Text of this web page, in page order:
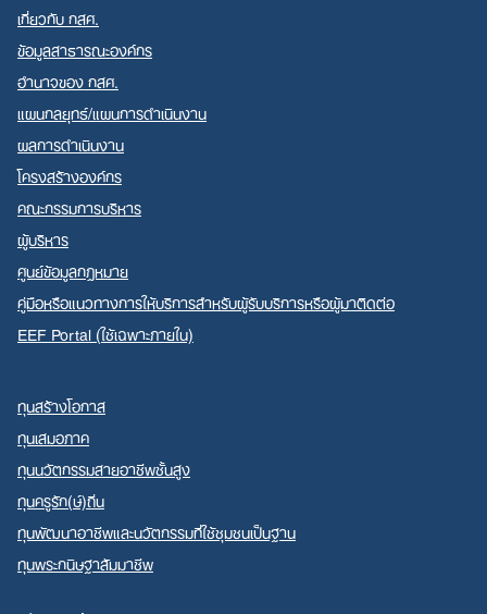
เกี่ยวกับ กสศ.
ข้อมูลสาธารณะองค์กร
อำนาจของ กสศ.
แผนกลยุทธ์/แผนการดำเนินงาน
ผลการดำเนินงาน
โครงสร้างองค์กร
คณะกรรมการบริหาร
ผู้บริหาร
ศูนย์ข้อมูลกฎหมาย
คู่มือหรือแนวทางการให้บริการสำหรับผู้รับบริการหรือผู้มาติดต่อ
EEF Portal (ใช้เฉพาะภายใน)
ทุนสร้างโอกาส
ทุนเสมอภาค
ทุนนวัตกรรมสายอาชีพชั้นสูง
ทุนครูรัก(ษ์)ถิ่น
ทุนพัฒนาอาชีพและนวัตกรรมที่ใช้ชุมชนเป็นฐาน
ทุนพระกนิษฐาสัมมาชีพ